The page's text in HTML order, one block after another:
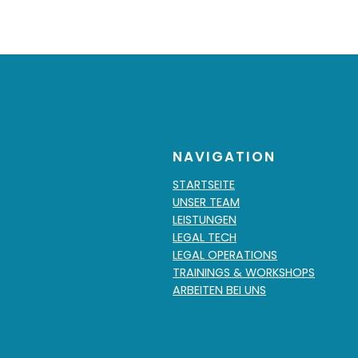
NAVIGATION
STARTSEITE
UNSER TEAM
LEISTUNGEN
LEGAL TECH
LEGAL OPERATIONS
TRAININGS & WORKSHOPS
ARBEITEN BEI UNS